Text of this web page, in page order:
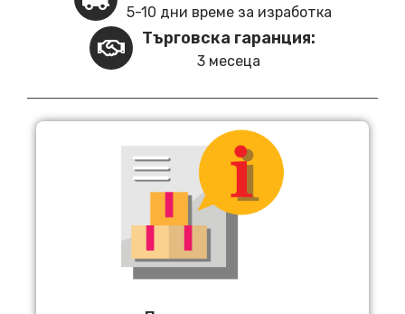
5-10 дни време за изработка
Търговска гаранция:
3 месеца